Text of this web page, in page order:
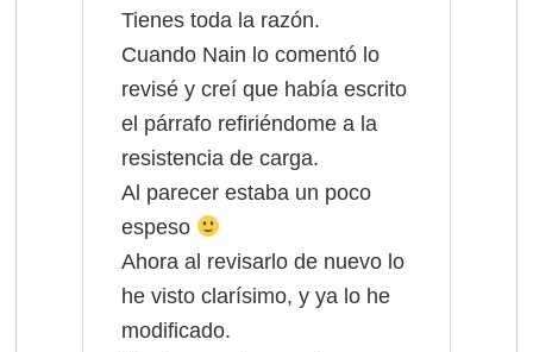
Tienes toda la razón.
Cuando Nain lo comentó lo
revisé y creí que había escrito
el párrafo refiriéndome a la
resistencia de carga.
Al parecer estaba un poco
espeso
Ahora al revisarlo de nuevo lo
he visto clarísimo, y ya lo he
modificado.